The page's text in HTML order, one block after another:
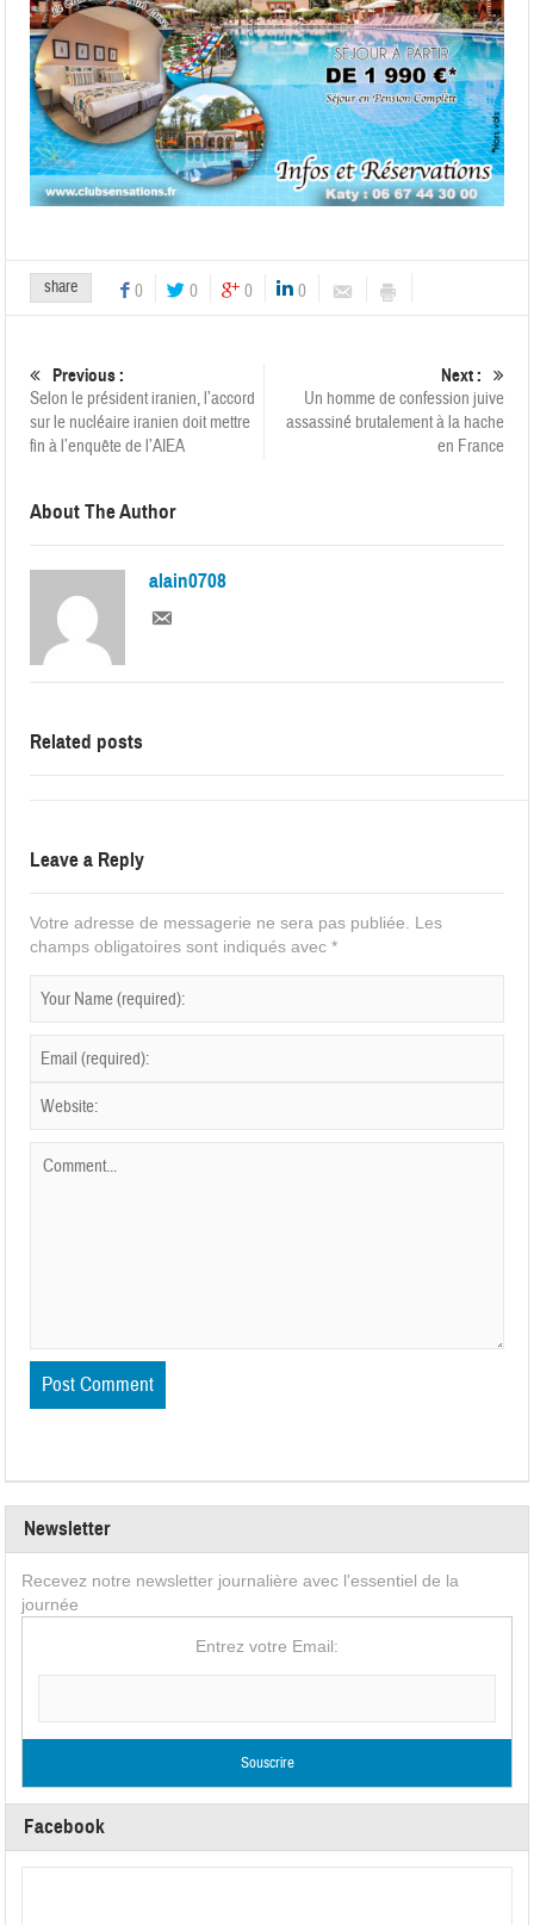
share 0 0 0 0
Previous :
Selon le président iranien, l’accord
sur le nucléaire iranien doit mettre
fin à l’enquête de l’AIEA
Next :
Un homme de confession juive
assassiné brutalement à la hache
en France
About The Author
alain0708
Related posts
Leave a Reply
Votre adresse de messagerie ne sera pas publiée. Les
champs obligatoires sont indiqués avec*
Newsletter
Recevez notre newsletter journalière avec l'essentiel de la
journée
Entrez votre Email:
Facebook